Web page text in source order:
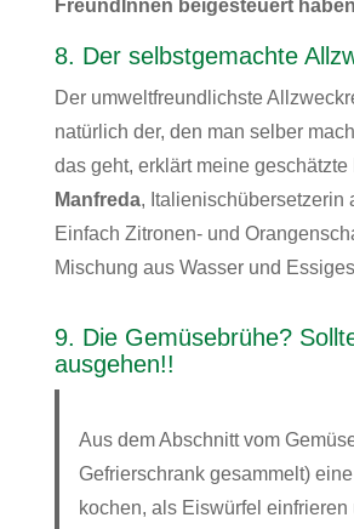
FreundInnen beigesteuert
8. Der selbstgemachte
Der umweltfreundlichste
natürlich der, den man selber
das geht, erklärt meine geschätzte
Manfreda, Italienischübersetzerin
Einfach Zitronen- und
Mischung aus Wasser und
9. Die Gemüsebrühe?
ausgehen!!
Aus dem Abschnitt vom
Gefrierschrank gesammelt)
kochen, als Eiswürfel einfrieren